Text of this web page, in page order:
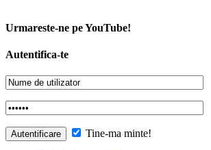
Urmareste-ne pe YouTube!
Autentifica-te
Tine-ma minte!